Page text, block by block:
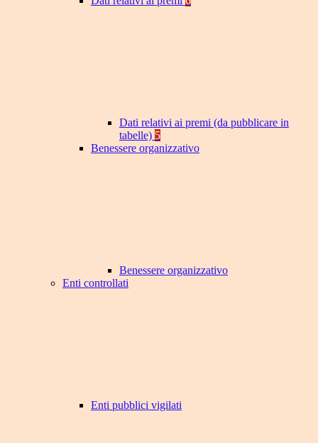
Dati relativi ai premi (da pubblicare in
tabelle) 5
Benessere organizzativo
Benessere organizzativo
Enti controllati
Enti pubblici vigilati